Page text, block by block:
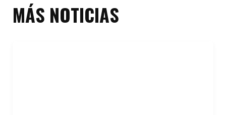
MÁS NOTICIAS